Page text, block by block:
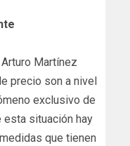
Martínez
precio son a nivel
exclusivo de
esta situación hay
que tienen